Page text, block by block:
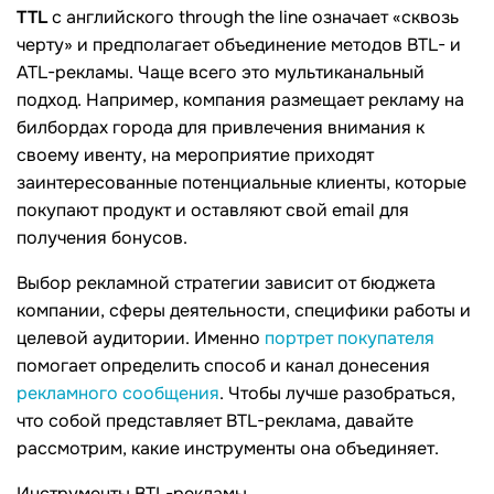
TTLс английского through the line означает «сквозь
черту» и предполагает объединение методов BTL- и
ATL-рекламы. Чаще всего это мультиканальный
подход. Например, компания размещает рекламу на
билбордах города для привлечения внимания к
своему ивенту, на мероприятие приходят
заинтересованные потенциальные клиенты, которые
покупают продукт и оставляют свой email для
получения бонусов.
Выбор рекламной стратегии зависит от бюджета
компании, сферы деятельности, специфики работы и
целевой аудитории. Именно портрет покупателя
помогает определить способ и канал донесения
рекламного сообщения. Чтобы лучше разобраться,
что собой представляет BTL-реклама, давайте
рассмотрим, какие инструменты она объединяет.